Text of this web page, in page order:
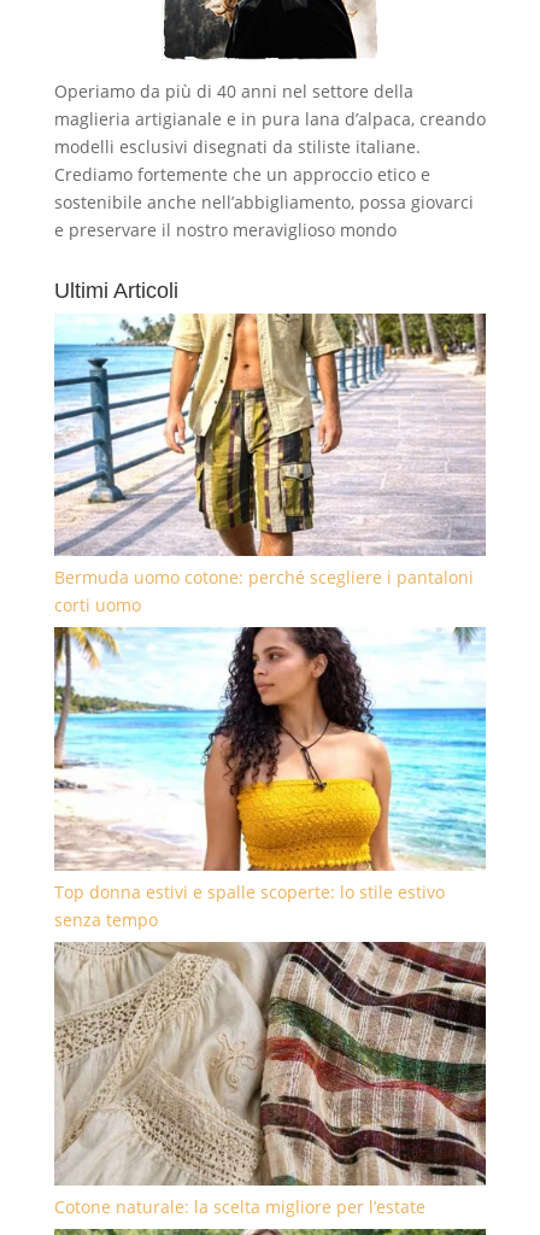
Operiamo da più di 40 anni nel settore della
maglieria artigianale e in pura lana d’alpaca, creando
modelli esclusivi disegnati da stiliste italiane.
Crediamo fortemente che un approccio etico e
sostenibile anche nell’abbigliamento, possa giovarci
e preservare il nostro meraviglioso mondo
Ultimi Articoli
Bermuda uomo cotone: perché scegliere i pantaloni
corti uomo
Top donna estivi e spalle scoperte: lo stile estivo
senza tempo
Cotone naturale: la scelta migliore per l’estate